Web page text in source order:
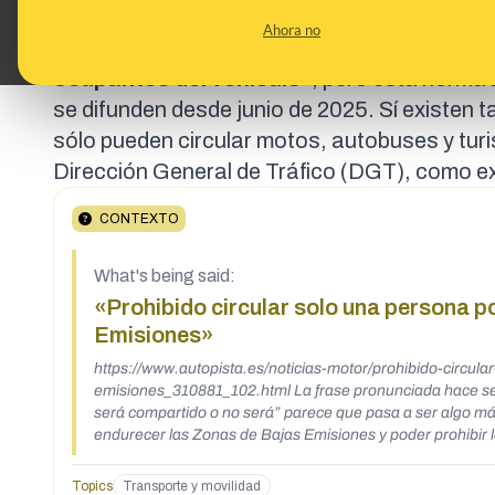
Ahora no
con
de vehículos a zonas, vías o
se difunden desde junio de 2025. Sí existen
sólo pueden circular motos, autobuses y
Dirección General de Tráfico (DGT), como
CONTEXTO
What's being said:
«Prohibido circular solo una persona
Emisiones»
https://www.autopista.es/noticias-motor/prohibido-
emisiones_310881_102.html La frase pronunciada hace semanas por el director de la DGT, Pere Navarro, de que “el futuro de los coches
será compartido o no será” parece que pasa a ser algo
endurecer las Zonas de Bajas Emisiones y poder prohibir los
A medida que poco a poco van confirmándose nuevas
Topics Transporte y movilidad